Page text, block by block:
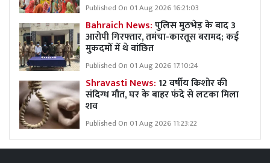
Published On 01 Aug 2026 16:21:03
Bahraich News:पुलिस मुठभेड़ के बाद 3
आरोपी गिरफ्तार, तमंचा-कारतूस बरामद; कई
मुकदमों में थे वांछित
Published On 01 Aug 2026 17:10:24
Shravasti News:12 वर्षीय किशोर की
संदिग्ध मौत, घर के बाहर फंदे से लटका मिला
शव
Published On 01 Aug 2026 11:23:22